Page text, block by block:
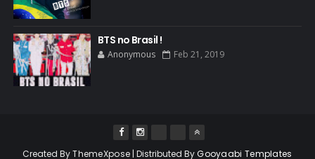
BTS no Brasil !
Anonymous Feb 21, 2019
Created ByThemeXpose | Distributed ByGooyaabi Templates